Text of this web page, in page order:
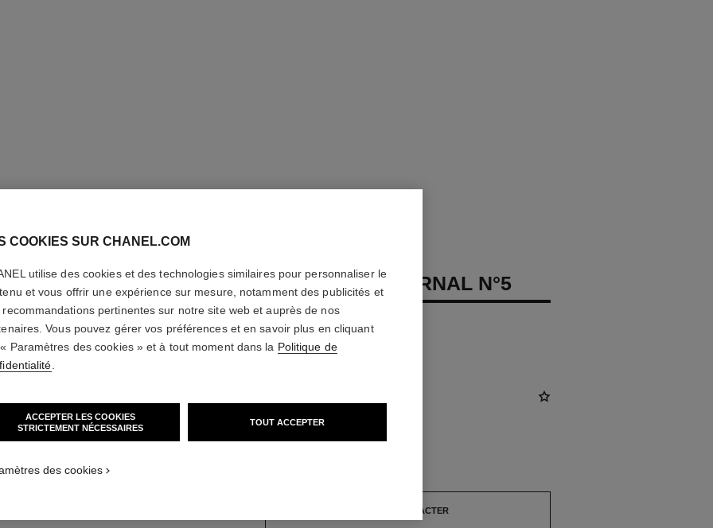
BRACELET ETERNAL N°5
variante (3)
NOUS CONTACTER
COOKIES SUR CHANEL.COM
utilise des cookies et des technologies similaires pour personnaliser le
et vous offrir une expérience sur mesure, notamment des publicités et
recommandations pertinentes sur notre site web et auprès de nos
Vous pouvez gérer vos préférences et en savoir plus en cliquant
Paramètres des cookies » et à tout moment dans la Politique de
ACCEPTER LES COOKIES
STRICTEMENT NÉCESSAIRES
TOUT ACCEPTER
des cookies